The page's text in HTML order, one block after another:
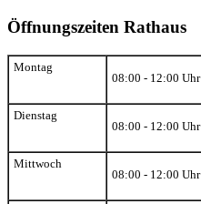
Öffnungszeiten Rathaus
Montag
08:00 - 12:00 Uhr
Dienstag
08:00 - 12:00 Uhr
Mittwoch
08:00 - 12:00 Uhr